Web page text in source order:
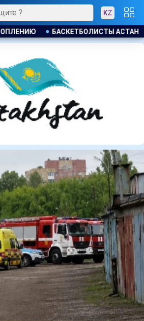
KZ
К ТОКАЕВУ ИЗ ЗА РИСКА ЗАКРЫТИЯ